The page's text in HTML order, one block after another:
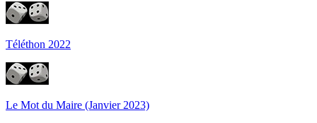
Téléthon 2022
Le Mot du Maire (Janvier 2023)